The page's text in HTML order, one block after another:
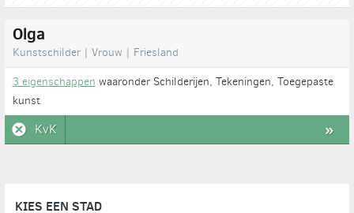
Olga
Kunstschilder | Vrouw | Friesland
3 eigenschappen waaronder Schilderijen, Tekeningen, Toegepaste
kunst
KvK »
KIES EEN STAD